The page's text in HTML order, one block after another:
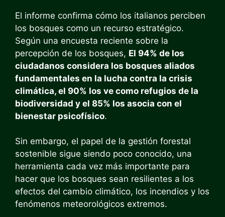
El informe confirma cómo los italianos perciben
los bosques como un recurso estratégico.
Según una encuesta reciente sobre la
percepción de los bosques, El 94% de los
ciudadanos considera los bosques aliados
fundamentales en la lucha contra la crisis
climática, el 90% los ve como refugios de la
biodiversidad y el 85% los asocia con el
bienestar psicofísico.
Sin embargo, el papel de la gestión forestal
sostenible sigue siendo poco conocido, una
herramienta cada vez más importante para
hacer que los bosques sean resilientes a los
efectos del cambio climático, los incendios y los
fenómenos meteorológicos extremos.